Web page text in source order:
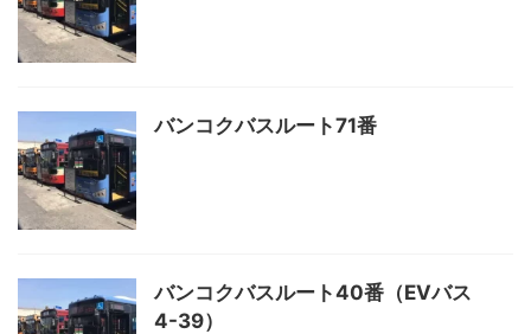
バンコクバスルート71番
バンコクバスルート40番（EVバス
4-39）